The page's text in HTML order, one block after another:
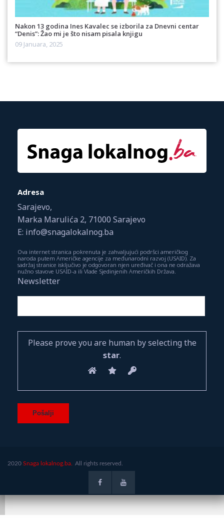
Nakon 13 godina Ines Kavalec se izborila za Dnevni centar
“Denis”: Žao mi je što nisam pisala knjigu
09 Januara, 2025
Adresa
Sarajevo,
Marka Marulića 2, 71000 Sarajevo
E: info@snagalokalnog.ba
Ova internet stranica pokrenuta je zahvaljujući podršci američkog
naroda putem Američke agencije za međunarodni razvoj (USAID). Za
sadržaj stranice isključivo je odgovoran njen uređivač i ona ne odražava
nužno stavove USAID-a ili Vlade Sjedinjenih Američkih Država.
Newsletter
Please prove you are human by selecting the
star.
2020 Snaga lokalnog.ba. All rights reserved.